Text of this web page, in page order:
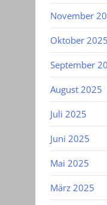
November
Oktober 2025
September
August 2025
Juli 2025
Juni 2025
Mai 2025
März 2025